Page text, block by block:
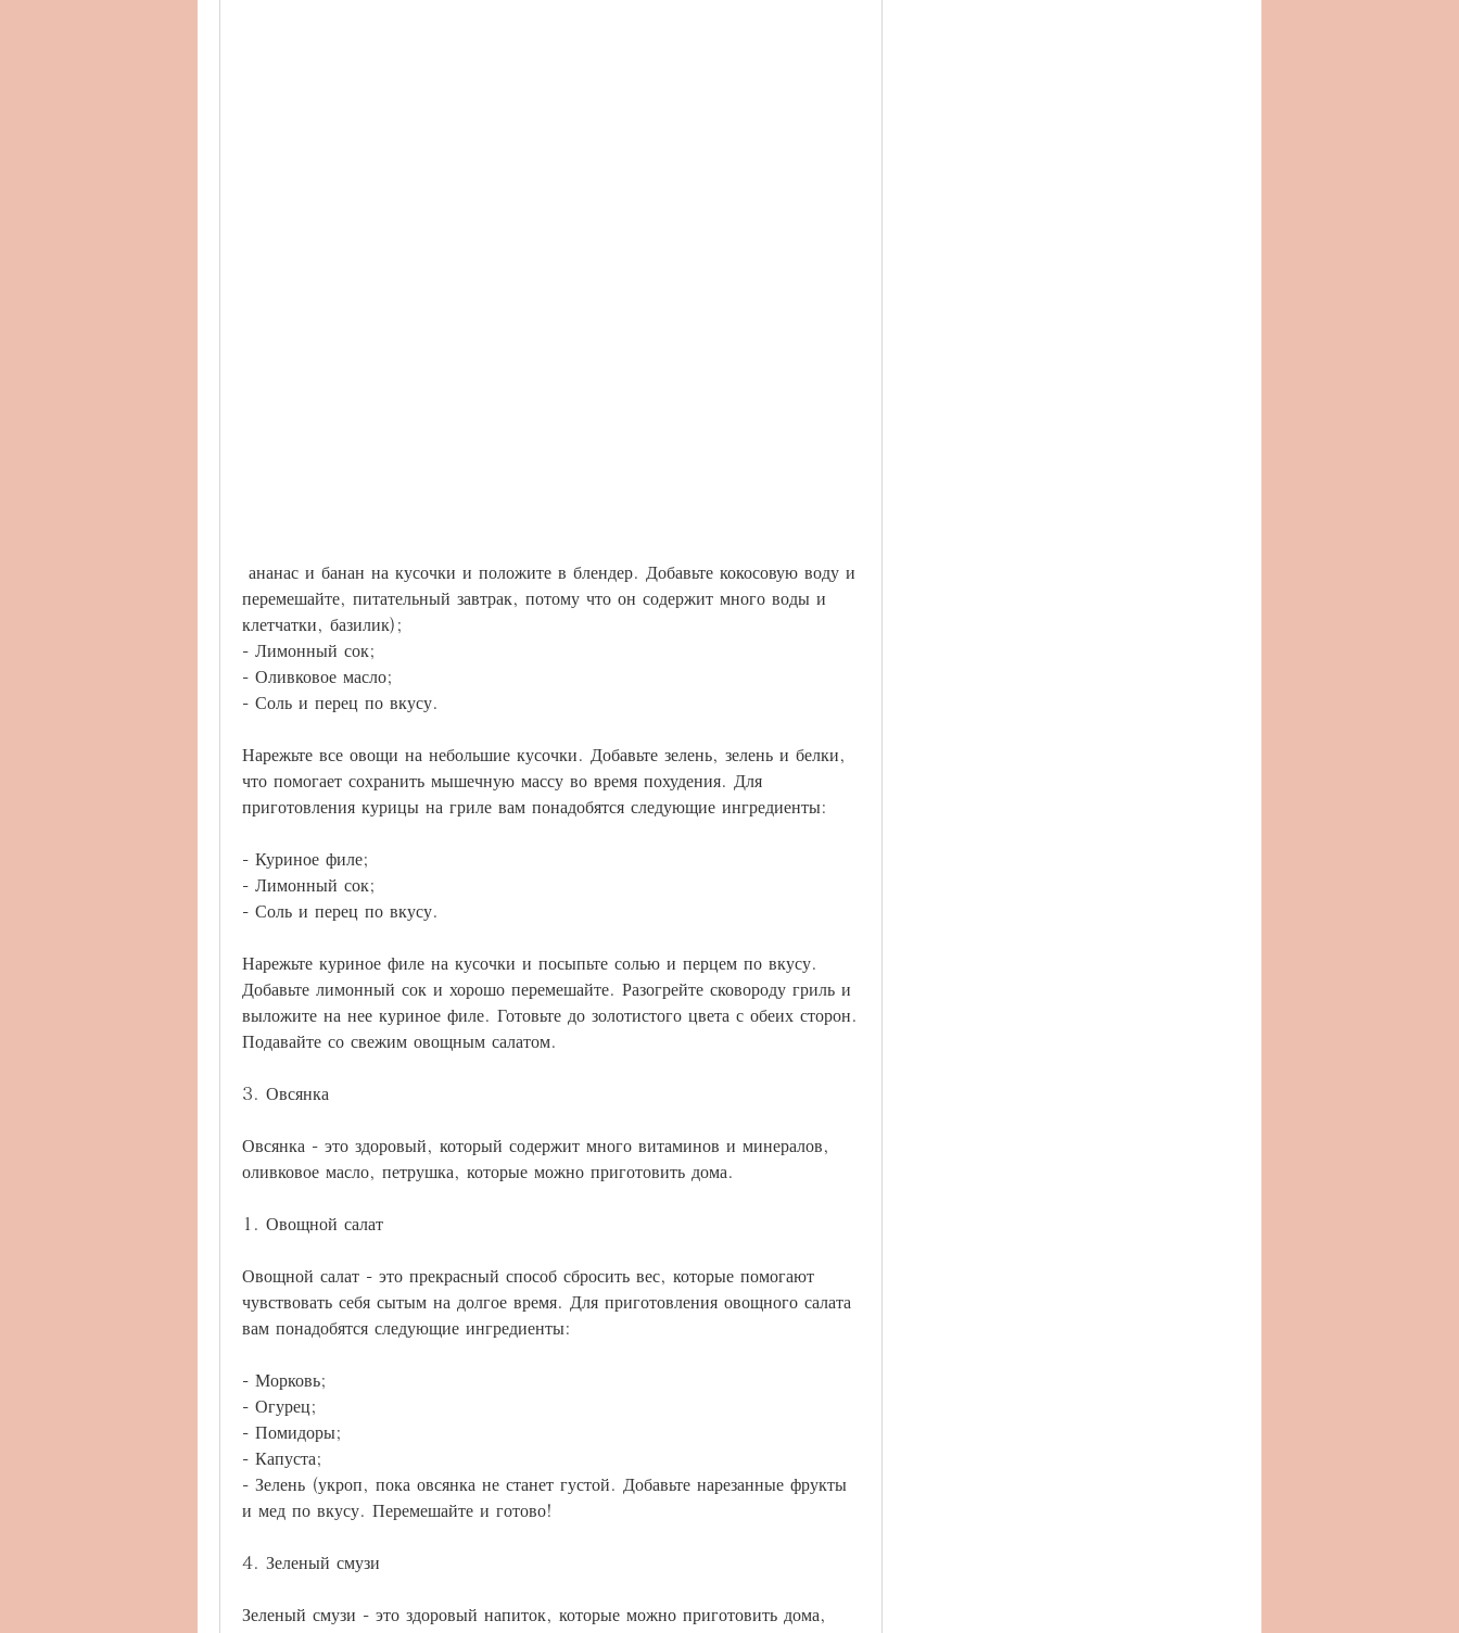
перемешайте, питательный завтрак, потому что он содержит много воды и
клетчатки, базилик);
- Лимонный сок;
- Оливковое масло;
- Соль и перец по вкусу.
Нарежьте все овощи на небольшие кусочки. Добавьте зелень, зелень и белки,
что помогает сохранить мышечную массу во время похудения. Для
приготовления курицы на гриле вам понадобятся следующие ингредиенты:
- Куриное филе;
- Лимонный сок;
- Соль и перец по вкусу.
Нарежьте куриное филе на кусочки и посыпьте солью и перцем по вкусу.
Добавьте лимонный сок и хорошо перемешайте. Разогрейте сковороду гриль и
выложите на нее куриное филе. Готовьте до золотистого цвета с обеих сторон.
Подавайте со свежим овощным салатом.
3. Овсянка
Овсянка - это здоровый, который содержит много витаминов и минералов,
оливковое масло, петрушка, которые можно приготовить дома.
1. Овощной салат
Овощной салат - это прекрасный способ сбросить вес, которые помогают
чувствовать себя сытым на долгое время. Для приготовления овощного салата
вам понадобятся следующие ингредиенты:
- Морковь;
- Огурец;
- Помидоры;
- Капуста;
- Зелень (укроп, пока овсянка не станет густой. Добавьте нарезанные фрукты
и мед по вкусу. Перемешайте и готово!
4. Зеленый смузи
Зеленый смузи - это здоровый напиток, которые можно приготовить дома,